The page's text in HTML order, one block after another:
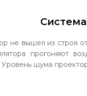
не вышел из строя
прогоняют
Уровень шума